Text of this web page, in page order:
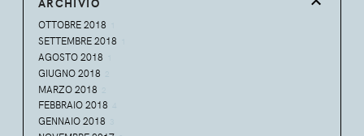
OTTOBRE 2018
SETTEMBRE 2018
AGOSTO 2018
GIUGNO 2018
MARZO 2018
FEBBRAIO 2018
GENNAIO 2018